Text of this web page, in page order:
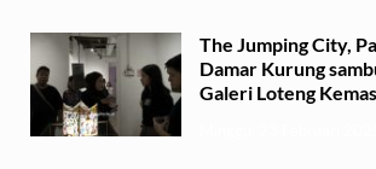
The Jumping City,
Damar Kurung
Galeri Loteng